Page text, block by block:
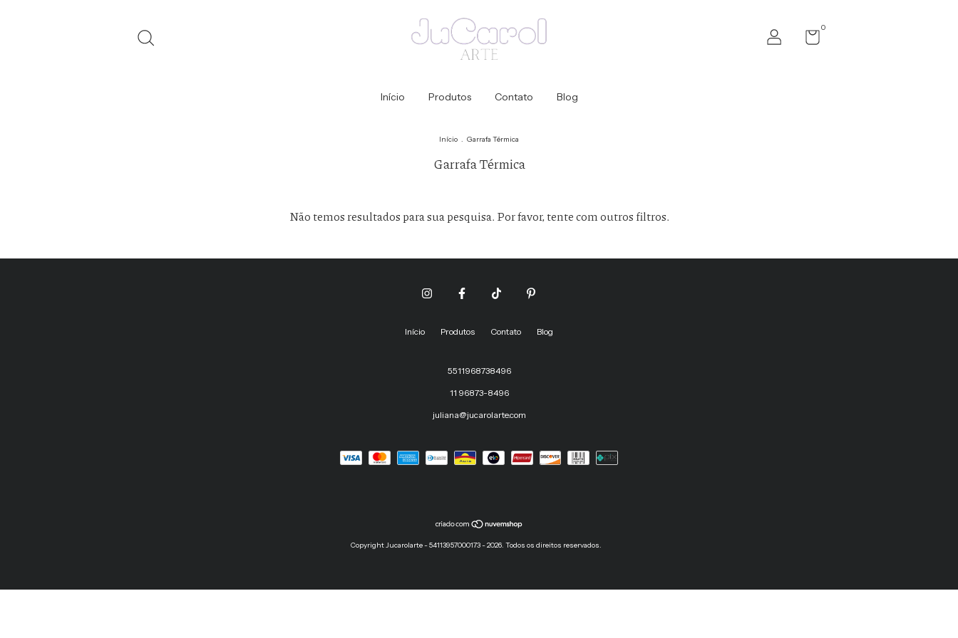
0
Início Produtos Contato Blog
Início . Garrafa Térmica
Garrafa Térmica
Não temos resultados para sua pesquisa. Por favor, tente com outros filtros.
Início Produtos Contato Blog
5511968738496
11 96873-8496
juliana@jucarolarte.com
Copyright Jucarolarte - 54113957000173 - 2026. Todos os direitos reservados.